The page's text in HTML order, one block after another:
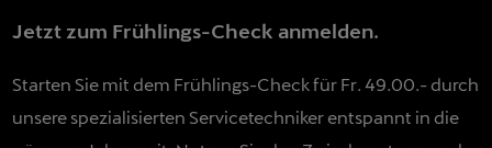
Jetzt zum Frühlings-Check anmelden.
Starten Sie mit dem Frühlings-Check für Fr. 49.00.- durch
unsere spezialisierten Servicetechniker entspannt in die